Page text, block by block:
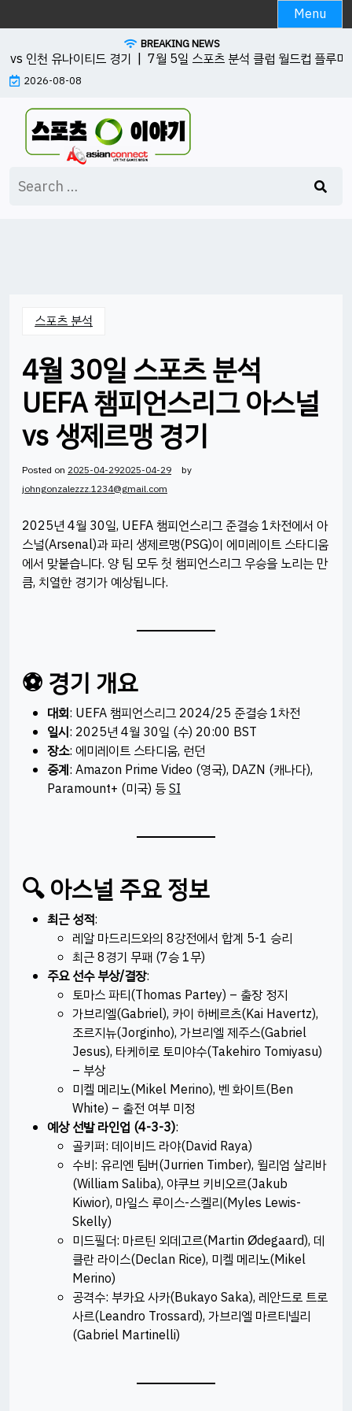
to
Menu
BREAKING NEWS
인천 유나이티드 경기 | 7월 5일 스포츠 분석 클럽 월드컵 플루미
2026-08-08
for:
스포츠 분석
4월 30일 스포츠 분석
UEFA 챔피언스리그 아스널
vs 생제르맹 경기
Posted on 2025-04-292025-04-29
by
johngonzalezzz.1234@gmail.com
2025년 4월 30일, UEFA 챔피언스리그 준결승 1차전에서 아
스널(Arsenal)과 파리 생제르맹(PSG)이 에미레이트 스타디움
에서 맞붙습니다. 양 팀 모두 첫 챔피언스리그 우승을 노리는 만
큼, 치열한 경기가 예상됩니다.​
⚽ 경기 개요
대회: UEFA 챔피언스리그 2024/25 준결승 1차전
일시: 2025년 4월 30일 (수) 20:00 BST
장소: 에미레이트 스타디움, 런던
중계: Amazon Prime Video (영국), DAZN (캐나다),
Paramount+ (미국) 등 ​SI
🔍 아스널 주요 정보
최근 성적:
레알 마드리드와의 8강전에서 합계 5-1 승리
최근 8경기 무패 (7승 1무)
주요 선수 부상/결장:
토마스 파티(Thomas Partey) – 출장 정지
가브리엘(Gabriel), 카이 하베르츠(Kai Havertz),
조르지뉴(Jorginho), 가브리엘 제주스(Gabriel
Jesus), 타케히로 토미야수(Takehiro Tomiyasu)
– 부상
미켈 메리노(Mikel Merino), 벤 화이트(Ben
White) – 출전 여부 미정
예상 선발 라인업 (4-3-3):
골키퍼: 데이비드 라야(David Raya)
수비: 유리엔 팀버(Jurrien Timber), 윌리엄 살리바
(William Saliba), 야쿠브 키비오르(Jakub
Kiwior), 마일스 루이스-스켈리(Myles Lewis-
Skelly)
미드필더: 마르틴 외데고르(Martin Ødegaard), 데
클란 라이스(Declan Rice), 미켈 메리노(Mikel
Merino)
공격수: 부카요 사카(Bukayo Saka), 레안드로 트로
사르(Leandro Trossard), 가브리엘 마르티넬리
(Gabriel Martinelli)